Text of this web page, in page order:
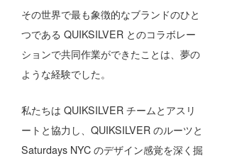
その世界で最も象徴的なブランドのひと
つである QUIKSILVER とのコラボレー
ションで共同作業ができたことは、夢の
ような経験でした。
私たちは QUIKSILVER チームとアスリ
ートと協力し、QUIKSILVER のルーツと
Saturdays NYC のデザイン感覚を深く掘